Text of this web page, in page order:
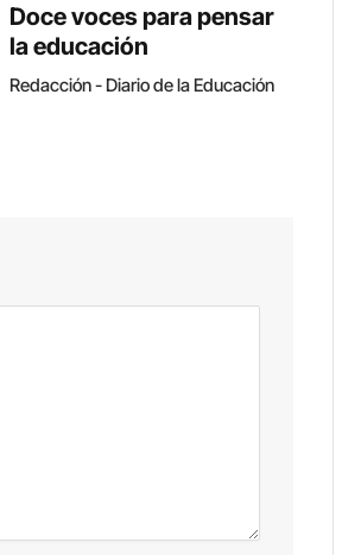
Doce voces para pensar
la educación
Redacción - Diario de la Educación